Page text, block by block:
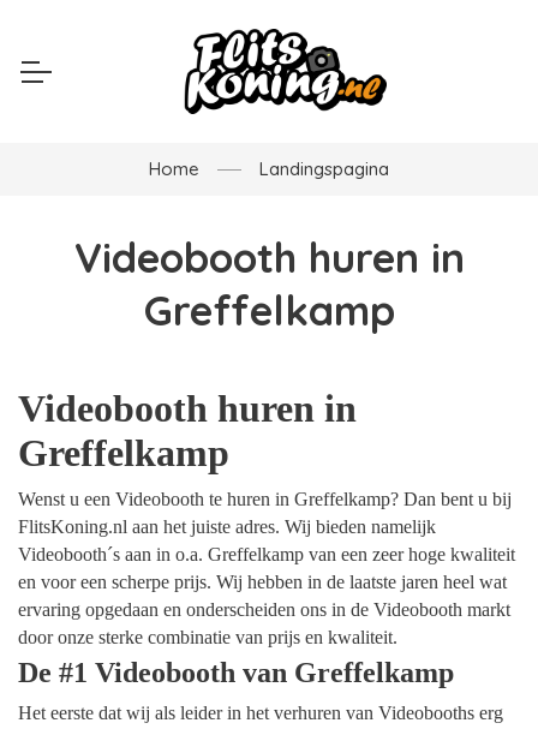
Home Landingspagina
Videobooth huren in
Greffelkamp
Videobooth huren in
Greffelkamp
Wenst u een Videobooth te huren in Greffelkamp? Dan bent u bij
FlitsKoning.nl aan het juiste adres. Wij bieden namelijk
Videobooth´s aan in o.a. Greffelkamp van een zeer hoge kwaliteit
en voor een scherpe prijs. Wij hebben in de laatste jaren heel wat
ervaring opgedaan en onderscheiden ons in de Videobooth markt
door onze sterke combinatie van prijs en kwaliteit.
De #1 Videobooth van Greffelkamp
Het eerste dat wij als leider in het verhuren van Videobooths erg